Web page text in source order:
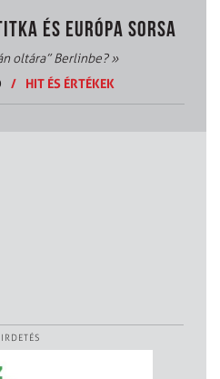
ÉS EURÓPA SORSA
oltára” Berlinbe?»
/ HIT ÉS ÉRTÉKEK